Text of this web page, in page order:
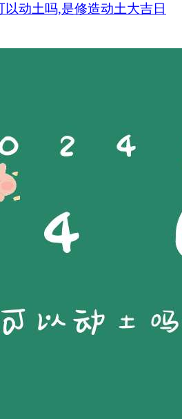
以动土吗,是修造动土大吉日